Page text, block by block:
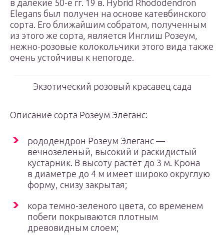
в далекие 50-е гг. 19 в. Hybrid Rhododendron
Elegans был получен на основе катевбинского
сорта. Его ближайшим собратом, полученным
из этого же сорта, является Инглиш Розеум,
нежно-розовые колокольчики этого вида также
очень устойчивы к непогоде.
Экзотический розовый красавец сада
Описание сорта Розеум Элеганс:
рододендрон Розеум Элеганс —
вечнозеленый, высокий и раскидистый
кустарник. В высоту растет до 3 м. Крона
в диаметре до 4 м имеет широко округлую
форму, снизу закрытая;
кора темно-зеленого цвета, со временем
побеги покрываются плотным
древовидным слоем;